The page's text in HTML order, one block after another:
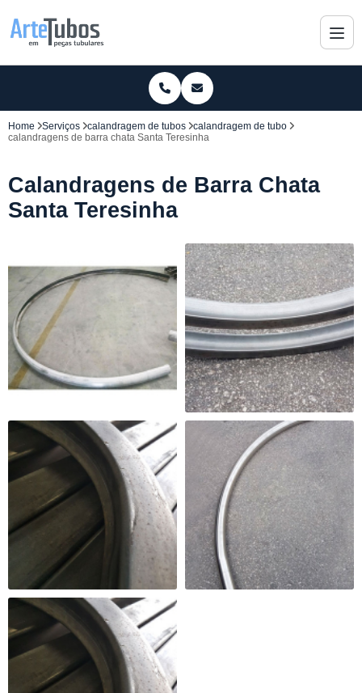
Home Serviços calandragem de tubos
calandragem de tubo
calandragens de barra chata Santa Teresinha
Calandragens de Barra Chata
Santa Teresinha